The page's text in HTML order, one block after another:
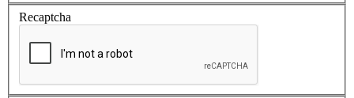
Recaptcha